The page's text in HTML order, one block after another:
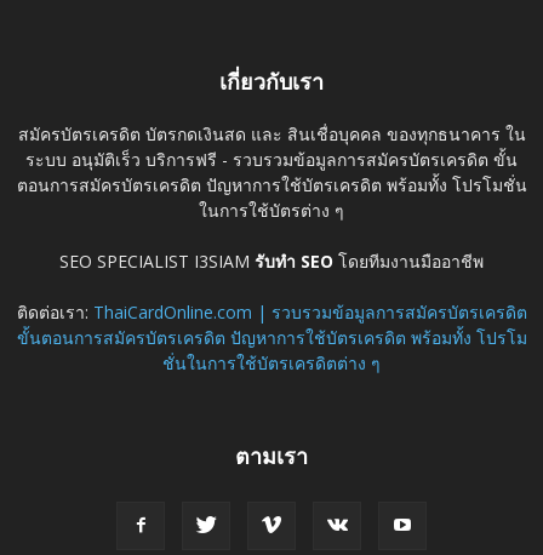
เกี่ยวกับเรา
สมัครบัตรเครดิต บัตรกดเงินสด และ สินเชื่อบุคคล ของทุกธนาคาร ใน
ระบบ อนุมัติเร็ว บริการฟรี - รวบรวมข้อมูลการสมัครบัตรเครดิต ขั้น
ตอนการสมัครบัตรเครดิต ปัญหาการใช้บัตรเครดิต พร้อมทั้ง โปรโมชั่น
ในการใช้บัตรต่าง ๆ
SEO SPECIALIST I3SIAM รับทำ SEO โดยทีมงานมืออาชีพ
ติดต่อเรา: ThaiCardOnline.com | รวบรวมข้อมูลการสมัครบัตรเครดิต
ขั้นตอนการสมัครบัตรเครดิต ปัญหาการใช้บัตรเครดิต พร้อมทั้ง โปรโม
ชั่นในการใช้บัตรเครดิตต่าง ๆ
ตามเรา